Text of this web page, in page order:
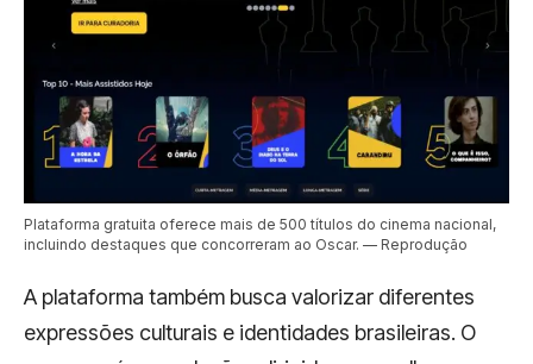
Plataforma gratuita oferece mais de 500 títulos do cinema nacional,
incluindo destaques que concorreram ao Oscar. — Reprodução
A plataforma também busca valorizar diferentes
expressões culturais e identidades brasileiras. O